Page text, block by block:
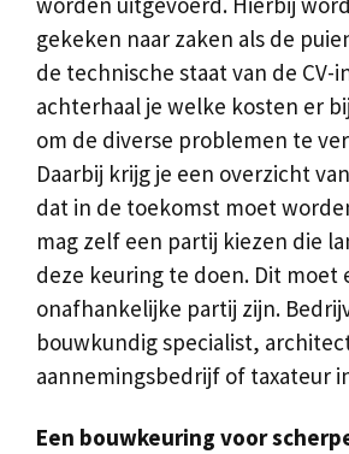
gekeken naar zaken als de
de technische staat van de CV-
achterhaal je welke kosten er
om de diverse problemen te
Daarbij krijg je een overzicht
dat in de toekomst moet
mag zelf een partij kiezen die
deze keuring te doen. Dit moet
onafhankelijke partij zijn.
bouwkundig specialist,
aannemingsbedrijf of taxateur
Een bouwkeuring voor